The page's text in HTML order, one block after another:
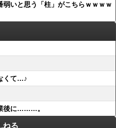
弱いと思う「柱」がこちらｗｗｗｗ
くて…♪
後に………。
ねる